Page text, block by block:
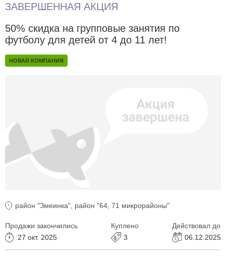
ЗАВЕРШЕННАЯ АКЦИЯ
50% скидка на групповые занятия по
футболу для детей от 4 до 11 лет!
НОВАЯ КОМПАНИЯ
район "Змеинка", район "64, 71 микрорайоны"
Продажи закончились
27 окт. 2025
Куплено
3
Действовал до
06.12.2025